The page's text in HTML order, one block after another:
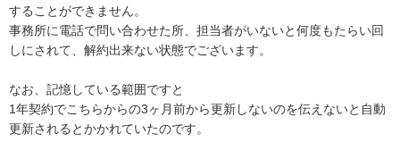
することができません。
事務所に電話で問い合わせた所、担当者がいないと何度もたらい回
しにされて、解約出来ない状態でございます。
なお、記憶している範囲ですと
1年契約でこちらからの3ヶ月前から更新しないのを伝えないと自動
更新されるとかかれていたのです。